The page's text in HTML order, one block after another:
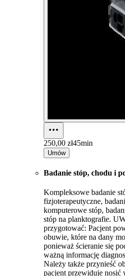
250,00 zł45min
Umów
Badanie stóp, chodu i
Kompleksowe badanie
fizjoterapeutyczne,
komputerowe stóp,
stóp na planktografie.
przygotować: Pacjent
obuwie, które na dany
ponieważ ścieranie się
ważną informację
Należy także przynieść
pacjent przewiduje nosić